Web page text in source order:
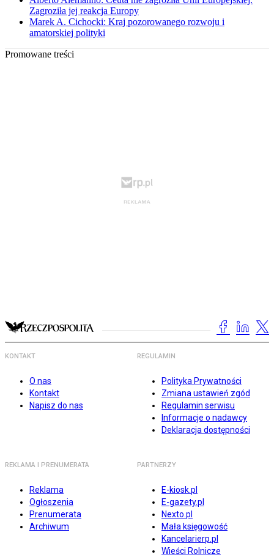
Zagroziła jej reakcja Europy
Marek A. Cichocki: Kraj pozorowanego rozwoju i
amatorskiej polityki
Promowane treści
KONTAKT
O nas
Kontakt
Napisz do nas
REGULAMIN
Polityka Prywatności
Zmiana ustawień zgód
Regulamin serwisu
Informacje o nadawcy
Deklaracja dostępności
REKLAMA I PRENUMERATA
Reklama
Ogłoszenia
Prenumerata
Archiwum
PARTNERZY
E-kiosk.pl
E-gazety.pl
Nexto.pl
Mała księgowość
Kancelarierp.pl
Wieści Rolnicze